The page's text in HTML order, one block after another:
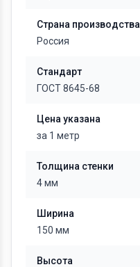
Страна производства
Россия
Стандарт
ГОСТ 8645-68
Цена указана
за 1 метр
Толщина стенки
4 мм
Ширина
150 мм
Высота